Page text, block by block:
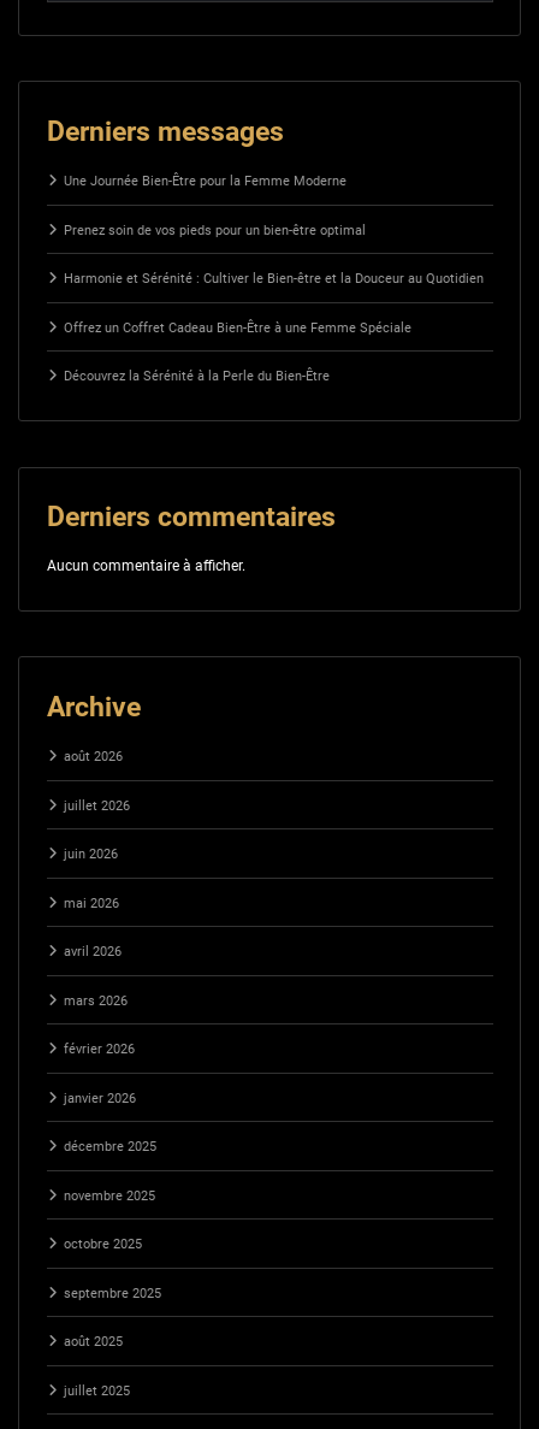
Derniers messages
Une Journée Bien-Être pour la Femme Moderne
Prenez soin de vos pieds pour un bien-être optimal
Harmonie et Sérénité : Cultiver le Bien-être et la Douceur au Quotidien
Offrez un Coffret Cadeau Bien-Être à une Femme Spéciale
Découvrez la Sérénité à la Perle du Bien-Être
Derniers commentaires
Aucun commentaire à afficher.
Archive
août 2026
juillet 2026
juin 2026
mai 2026
avril 2026
mars 2026
février 2026
janvier 2026
décembre 2025
novembre 2025
octobre 2025
septembre 2025
août 2025
juillet 2025